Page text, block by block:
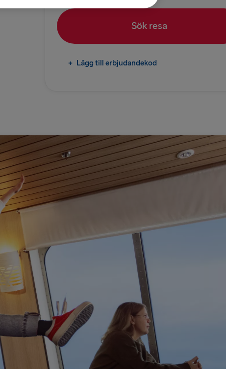
Kiel → Göteborg
Rostock → Trelleborg
Karlskrona → Gdynia
Gdynia → Karlskrona
TILL LETTLAND
Ventspils → Nynäshamn
Belfast → Cairnryan
Belfast → Liverpool
Hoek van Holland → Harwich
Holyhead → Dublin
Sök resa
+ Lägg till erbjudandekod